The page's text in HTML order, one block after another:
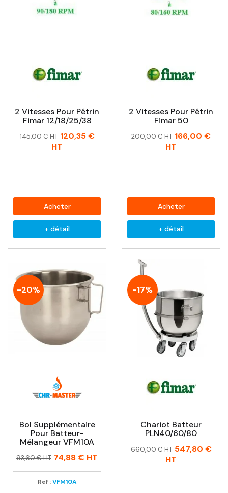
2 Vitesses Pour Pétrin
Fimar 12/18/25/38
Prix
Prix
145,00 € HT 120,35 €
HT
Acheter
+ détail
2 Vitesses Pour Pétrin
Fimar 50
Prix
Prix
200,00 € HT 166,00 €
HT
Acheter
+ détail
-20%
Bol Supplémentaire
Pour Batteur-
Mélangeur VFM10A
Prix
Prix
93,60 € HT 74,88 € HT
Ref : VFM10A
-17%
Chariot Batteur
PLN40/60/80
Prix
Prix
660,00 € HT 547,80 €
HT